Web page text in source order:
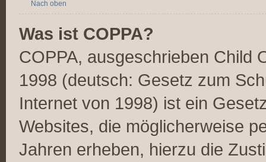
Nach oben
Was ist COPPA?
COPPA, ausgeschrieben Child
1998 (deutsch: Gesetz zum
Internet von 1998) ist ein
Websites, die möglicherweise
Jahren erheben, hierzu die